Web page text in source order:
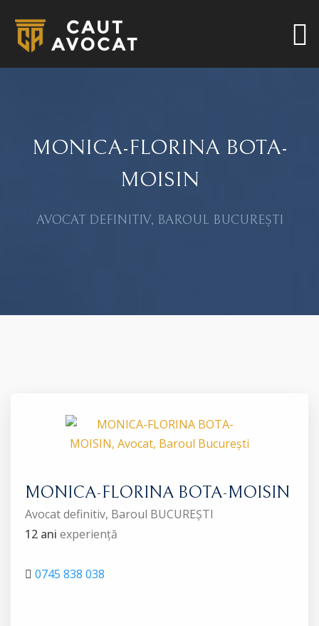
MONICA-FLORINA BOTA-
MOISIN
AVOCAT DEFINITIV, BAROUL BUCUREȘTI
MONICA-FLORINA BOTA-MOISIN
Avocat definitiv, Baroul BUCUREȘTI
12 ani experiență
0745 838 038